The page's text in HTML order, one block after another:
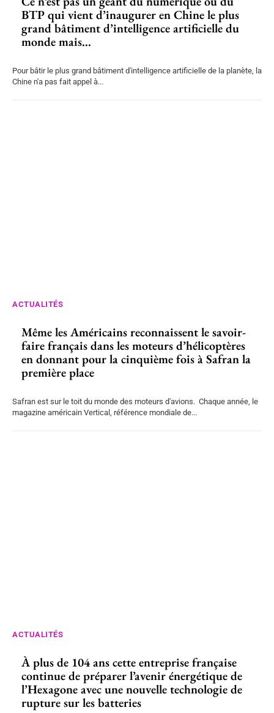
BTP qui vient d’inaugurer en Chine le plus
grand bâtiment d’intelligence artificielle du
monde mais...
Pour bâtir le plus grand bâtiment d'intelligence artificielle de la planète, la
Chine n'a pas fait appel à...
ACTUALITÉS
Même les Américains reconnaissent le savoir-
faire français dans les moteurs d’hélicoptères
en donnant pour la cinquième fois à Safran la
première place
Safran est sur le toit du monde des moteurs d'avions. Chaque année, le
magazine américain Vertical, référence mondiale de...
ACTUALITÉS
À plus de 104 ans cette entreprise française
continue de préparer l’avenir énergétique de
l’Hexagone avec une nouvelle technologie de
rupture sur les batteries